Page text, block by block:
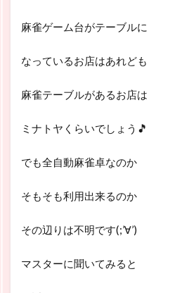
麻雀ゲーム台がテーブルに
なっているお店はあれども
麻雀テーブルがあるお店は
ミナトヤくらいでしょう🎵
でも全自動麻雀卓なのか
そもそも利用出来るのか
その辺りは不明です(;’∀’)
マスターに聞いてみると